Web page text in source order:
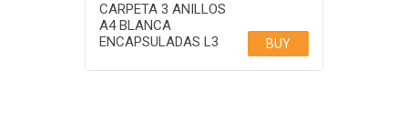
CARPETA 3 ANILLOS
A4 BLANCA
ENCAPSULADAS L3
BUY